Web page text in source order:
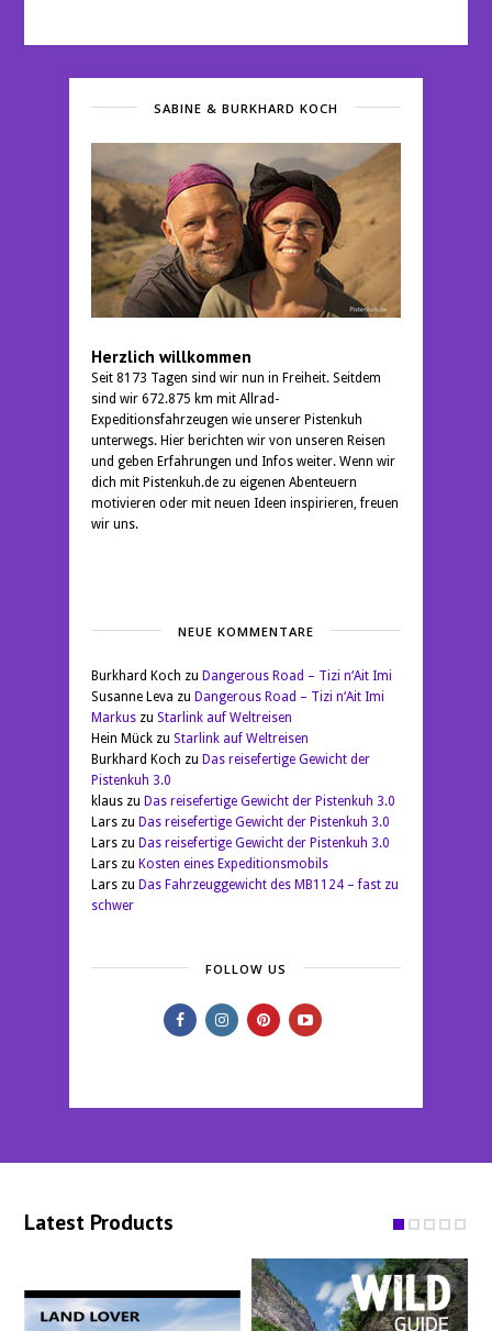
SABINE & BURKHARD KOCH
Herzlich willkommen
Seit 8173 Tagen sind wir nun in Freiheit. Seitdem
sind wir 672.875 km mit Allrad-
Expeditionsfahrzeugen wie unserer Pistenkuh
unterwegs. Hier berichten wir von unseren Reisen
und geben Erfahrungen und Infos weiter. Wenn wir
dich mit Pistenkuh.de zu eigenen Abenteuern
motivieren oder mit neuen Ideen inspirieren, freuen
wir uns.
NEUE KOMMENTARE
Burkhard Koch zu Dangerous Road – Tizi n‘Ait Imi
Susanne Leva zu Dangerous Road – Tizi n‘Ait Imi
Markuszu Starlink auf Weltreisen
Hein Mückzu Starlink auf Weltreisen
Burkhard Koch zu Das reisefertige Gewicht der
Pistenkuh 3.0
klauszu Das reisefertige Gewicht der Pistenkuh 3.0
Larszu Das reisefertige Gewicht der Pistenkuh 3.0
Larszu Das reisefertige Gewicht der Pistenkuh 3.0
Larszu Kosten eines Expeditionsmobils
Larszu Das Fahrzeuggewicht des MB1124 – fast zu
schwer
FOLLOW US
Latest Products